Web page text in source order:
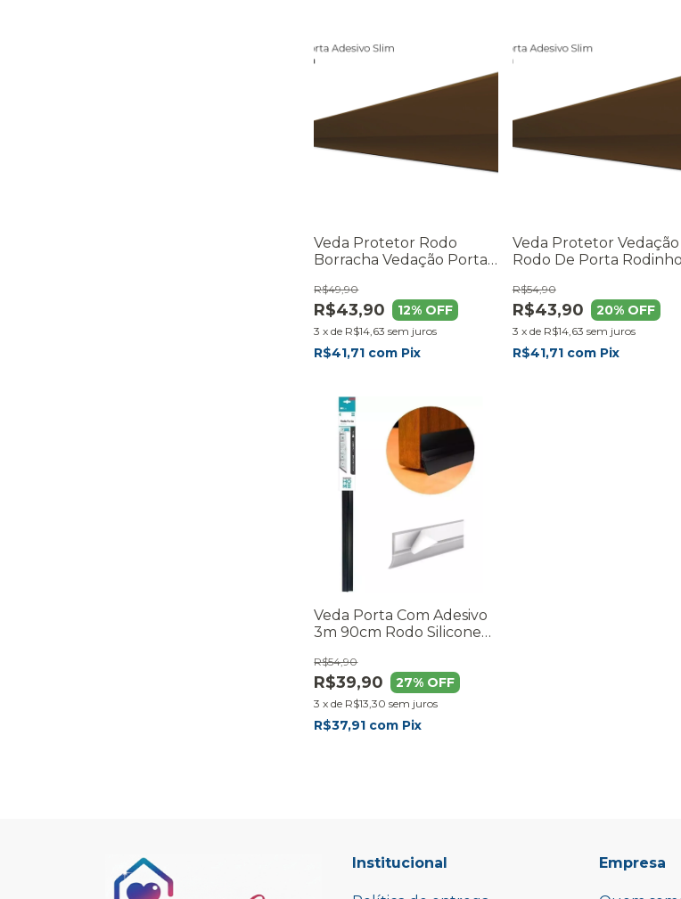
Veda Protetor Rodo
Borracha Vedação Porta
R$43,90
R$49,90
12% OFF
3 xde R$14,63 sem juros
R$41,71 com Pix
Veda Protetor Vedação
Rodo De Porta Rodinho
R$43,90
R$54,90
20% OFF
3 x de R$14,63 sem juros
R$41,71 com Pix
Veda Porta Com Adesivo
3m 90cm Rodo Silicone
R$39,90
R$54,90
27% OFF
3 xde R$13,30 sem juros
R$37,91 com Pix
Institucional Empresa